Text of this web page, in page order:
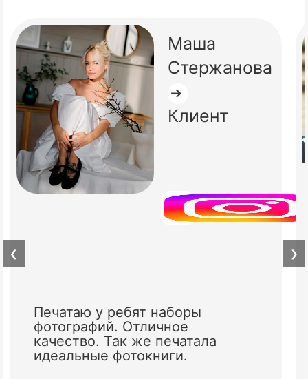
Маша
Стержанова
➔
Клиент
Печатаю у ребят наборы
фотографий. Отличное
качество. Так же печатала
идеальные фотокниги.
❮ ❯